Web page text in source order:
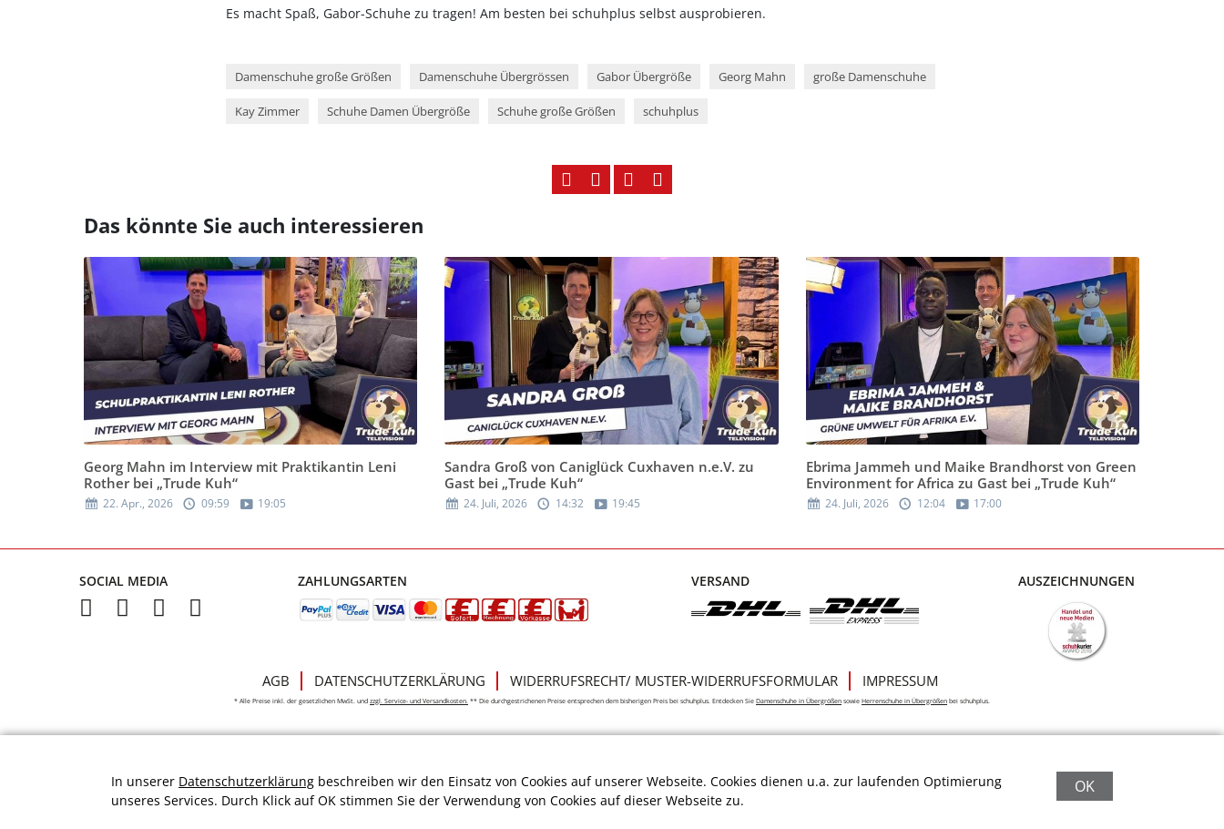
Es macht Spaß, Gabor-Schuhe zu tragen! Am besten bei schuhplus selbst ausprobieren.
Damenschuhe große Größen Damenschuhe Übergrössen Gabor Übergröße Georg Mahn große Damenschuhe
Kay Zimmer Schuhe Damen Übergröße Schuhe große Größen schuhplus
Das könnte Sie auch interessieren
Georg Mahn im Interview mit Praktikantin Leni
Rother bei „Trude Kuh“
22. Apr., 2026 09:59 19:05
Sandra Groß von Caniglück Cuxhaven n.e.V. zu
Gast bei „Trude Kuh“
24. Juli, 2026 14:32 19:45
Ebrima Jammeh und Maike Brandhorst von Green
Environment for Africa zu Gast bei „Trude Kuh“
24. Juli, 2026 12:04 17:00
SOCIAL MEDIA ZAHLUNGSARTEN VERSAND AUSZEICHNUNGEN
AGB DATENSCHUTZERKLÄRUNG WIDERRUFSRECHT/ MUSTER-WIDERRUFSFORMULAR IMPRESSUM
* Alle Preise inkl. der gesetzlichen MwSt. und zzgl. Service- und Versandkosten. ** Die durchgestrichenen Preise entsprechen dem bisherigen Preis bei schuhplus. Entdecken Sie Damenschuhe in Übergrößen sowie Herrenschuhe in Übergrößen bei schuhplus.
In unserer Datenschutzerklärung beschreiben wir den Einsatz von Cookies auf unserer Webseite. Cookies dienen u.a. zur laufenden Optimierung
unseres Services. Durch Klick auf OK stimmen Sie der Verwendung von Cookies auf dieser Webseite zu.
OK